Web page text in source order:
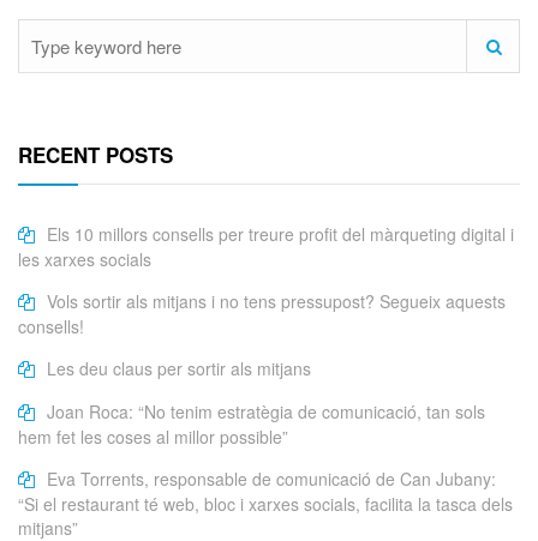
RECENT POSTS
Els 10 millors consells per treure profit del màrqueting digital i
les xarxes socials
Vols sortir als mitjans i no tens pressupost? Segueix aquests
consells!
Les deu claus per sortir als mitjans
Joan Roca: “No tenim estratègia de comunicació, tan sols
hem fet les coses al millor possible”
Eva Torrents, responsable de comunicació de Can Jubany:
“Si el restaurant té web, bloc i xarxes socials, facilita la tasca dels
mitjans”